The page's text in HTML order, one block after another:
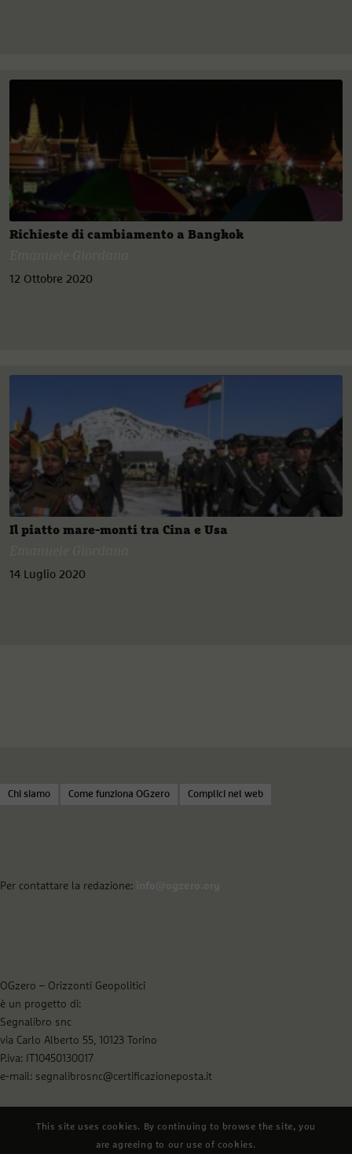
Richieste di cambiamento a Bangkok
12 Ottobre 2020
Il piatto mare-monti tra Cina e Usa
14 Luglio 2020
Chi siamo Come funziona OGzero Complici nel web
Per contattare la redazione:
OGzero – Orizzonti Geopolitici
è un progetto di:
Segnalibro snc
via Carlo Alberto 55, 10123 Torino
P.iva: IT10450130017
e-mail: segnalibrosnc@certificazioneposta.it
This site uses cookies. By continuing to browse the site, you
are agreeing to our use of cookies.